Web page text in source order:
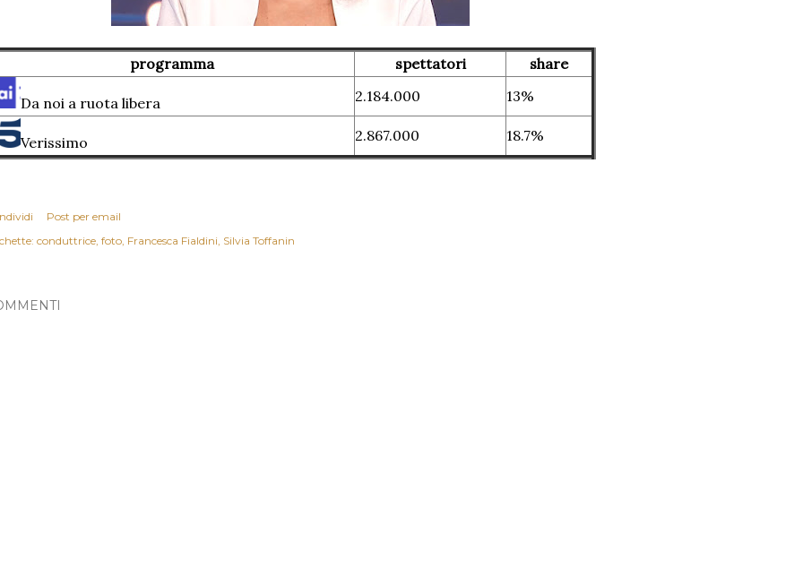
programma spettatori share
Da noi a ruota libera 2.184.000 13%
Verissimo 2.867.000 18.7%
Post per email
conduttrice foto Francesca Fialdini Silvia Toffanin